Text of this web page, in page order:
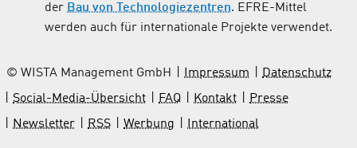
der Bau von Technologiezentren. EFRE-Mittel
werden auch für internationale Projekte verwendet.
© WISTA Management GmbH Impressum
Datenschutz
Social-Media-Übersicht
FAQ Kontakt
Presse
Newsletter
RSS Werbung International